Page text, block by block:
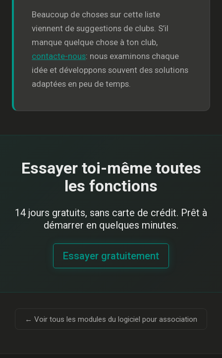
Beaucoup de choses sur cette liste
viennent de suggestions de clubs. S’il
manque quelque chose à ton club,
contacte-nous: nous examinons chaque
idée et développons souvent des solutions
adaptées en peu de temps.
Essayer toi-même toutes
les fonctions
14 jours gratuits, sans carte de crédit. Prêt à
démarrer en quelques minutes.
Essayer gratuitement
← Voir tous les modules du logiciel pour association